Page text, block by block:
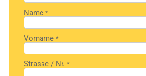
Name*
Vorname*
Strasse / Nr.*